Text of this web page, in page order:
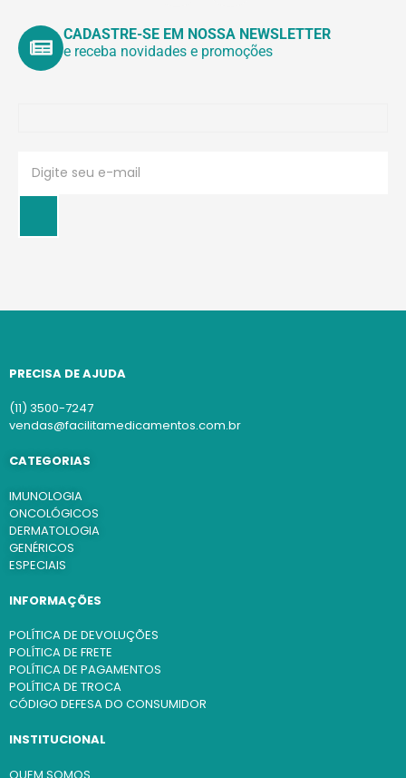
CADASTRE-SE EM NOSSA NEWSLETTER
e receba novidades e promoções
PRECISA DE AJUDA
(11) 3500-7247
vendas@facilitamedicamentos.com.br
CATEGORIAS
IMUNOLOGIA
ONCOLÓGICOS
DERMATOLOGIA
GENÉRICOS
ESPECIAIS
INFORMAÇÕES
POLÍTICA DE DEVOLUÇÕES
POLÍTICA DE FRETE
POLÍTICA DE PAGAMENTOS
POLÍTICA DE TROCA
CÓDIGO DEFESA DO CONSUMIDOR
INSTITUCIONAL
QUEM SOMOS